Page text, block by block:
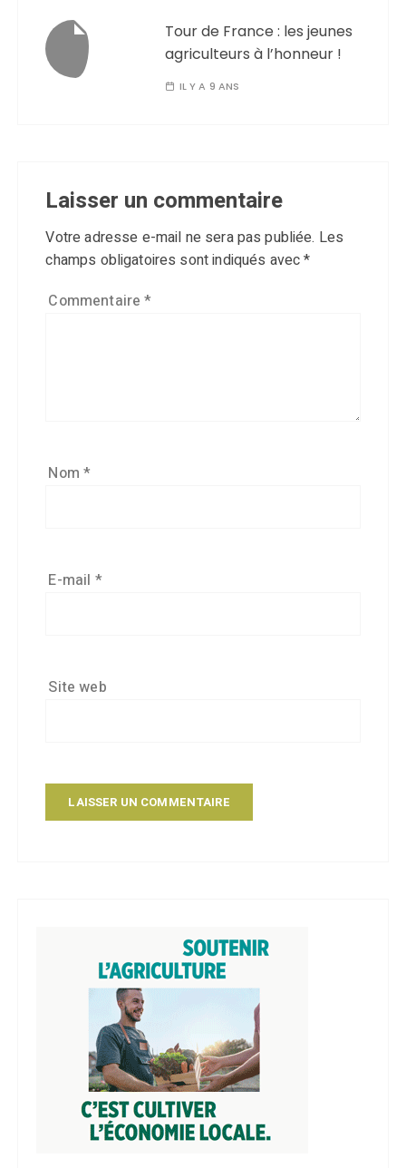
Tour de France : les jeunes
agriculteurs à l’honneur !
IL Y A 9 ANS
Laisser un commentaire
Votre adresse e-mail ne sera pas publiée. Les
champs obligatoires sont indiqués avec*
Commentaire*
Nom*
E-mail *
Site web